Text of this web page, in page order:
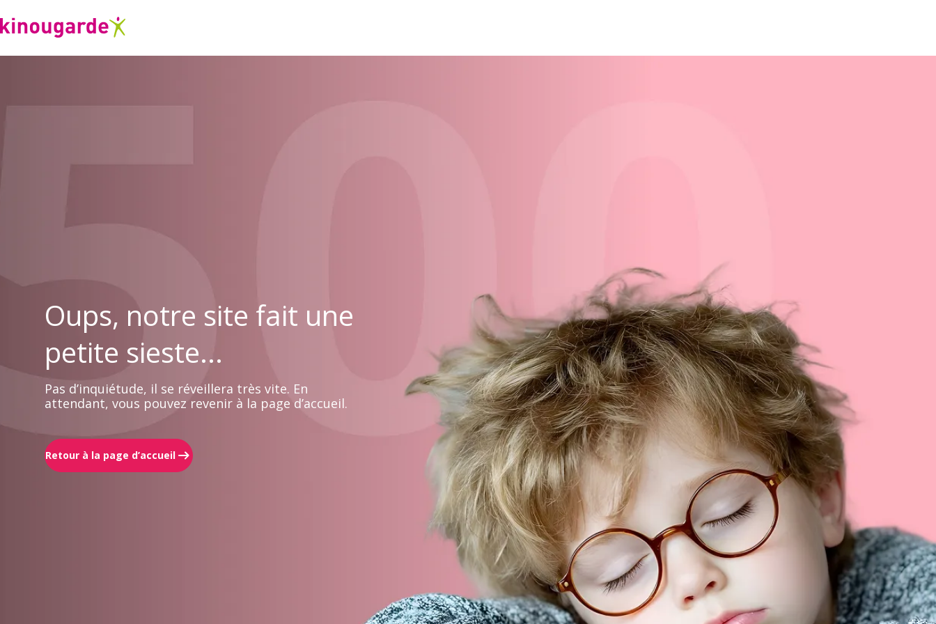
Oups, notre site fait une
petite sieste...
Pas d’inquiétude, il se réveillera très vite. En
attendant, vous pouvez revenir à la page d’accueil.
Retour à la page d’accueil